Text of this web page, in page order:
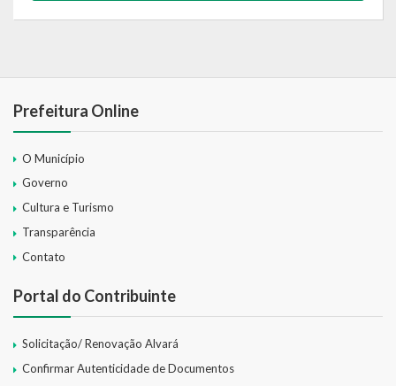
Prefeitura Online
O Município
Governo
Cultura e Turismo
Transparência
Contato
Portal do Contribuinte
Solicitação/ Renovação Alvará
Confirmar Autenticidade de Documentos